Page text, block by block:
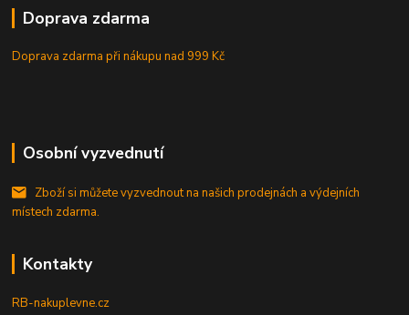
Doprava zdarma
Doprava zdarma při nákupunad 999 Kč
Osobní vyzvednutí
Zboží si můžete vyzvednout na našich prodejnách a výdejních
místech zdarma.
Kontakty
RB-nakuplevne.cz